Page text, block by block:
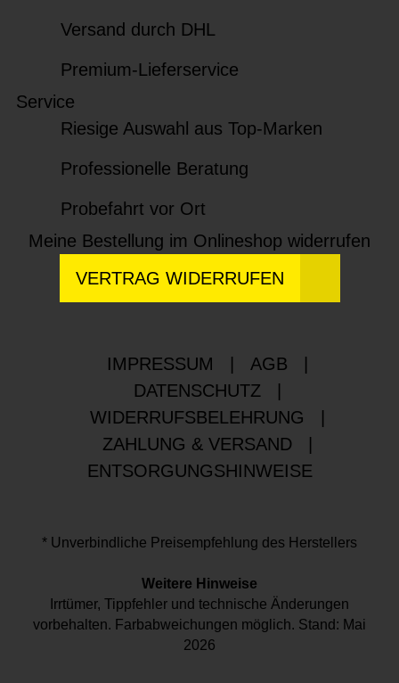
Versand durch DHL
Premium-Lieferservice
Service
Riesige Auswahl aus Top-Marken
Professionelle Beratung
Probefahrt vor Ort
Meine Bestellung im Onlineshop widerrufen
VERTRAG WIDERRUFEN
IMPRESSUM AGB
DATENSCHUTZ
WIDERRUFSBELEHRUNG
ZAHLUNG & VERSAND
ENTSORGUNGSHINWEISE
* Unverbindliche Preisempfehlung des Herstellers
Weitere Hinweise
Irrtümer, Tippfehler und technische Änderungen
vorbehalten. Farbabweichungen möglich. Stand: Mai
2026